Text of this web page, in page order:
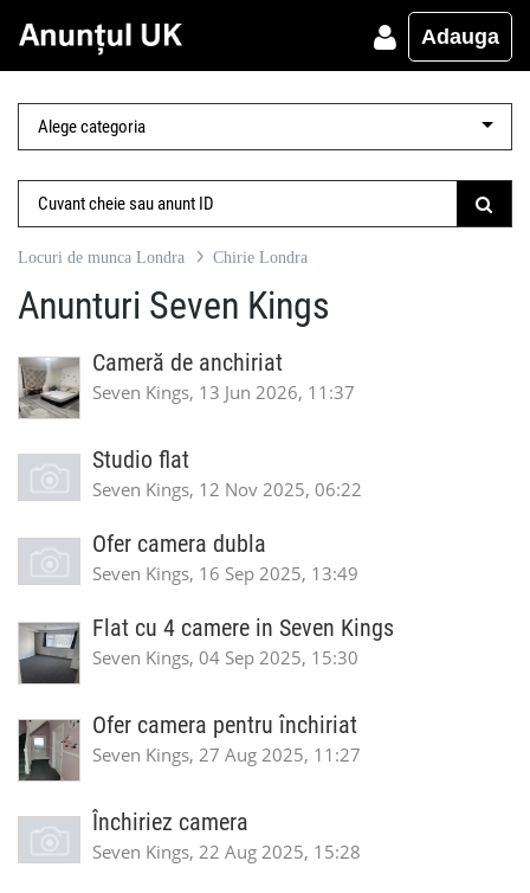
Adauga
Locuri de munca Londra Chirie Londra
Anunturi Seven Kings
Cameră de anchiriat
Seven Kings, 13 Jun 2026, 11:37
Studio flat
Seven Kings, 12 Nov 2025, 06:22
Ofer camera dubla
Seven Kings, 16 Sep 2025, 13:49
Flat cu 4 camere in Seven Kings
Seven Kings, 04 Sep 2025, 15:30
Ofer camera pentru închiriat
Seven Kings, 27 Aug 2025, 11:27
Închiriez camera
Seven Kings, 22 Aug 2025, 15:28